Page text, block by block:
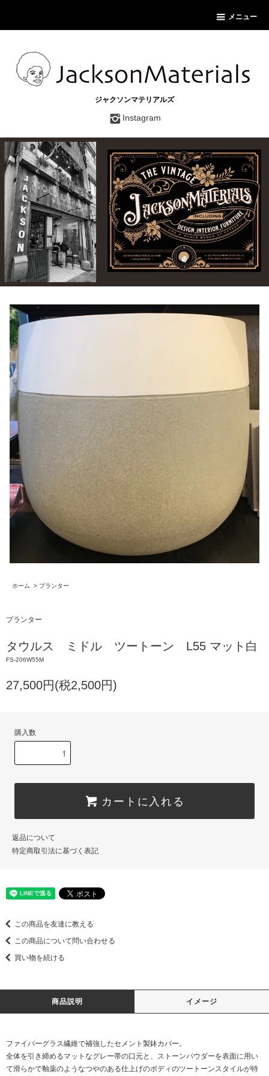
メニュー
ジャクソンマテリアルズ
Instagram
ホーム > プランター
プランター
タウルス ミドル ツートーン L55 マット白
FS-206W55M
27,500円(税2,500円)
購入数
カートに入れる
返品について
特定商取引法に基づく表記
この商品を友達に教える
この商品について問い合わせる
買い物を続ける
商品説明 イメージ
ファイバーグラス繊維で補強したセメント製鉢カバー。
全体を引き締めるマットなグレー帯の口元と、ストーンパウダーを表面に用い
て滑らかで釉薬のようなつやのある仕上げのボディのツートーンスタイルが特